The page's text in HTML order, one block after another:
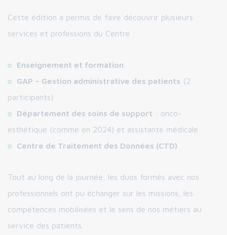
Cette édition a permis de faire découvrir plusieurs
services et professions du Centre :
Enseignement et formation
GAP – Gestion administrative des patients (2
participants)
Département des soins de support : onco-
esthétique (comme en 2024) et assistante médicale
Centre de Traitement des Données (CTD)
Tout au long de la journée, les duos formés avec nos
professionnels ont pu échanger sur les missions, les
compétences mobilisées et le sens de nos métiers au
service des patients.